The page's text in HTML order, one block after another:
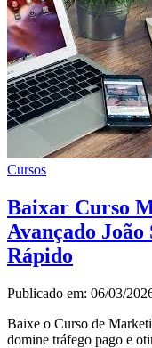
Cursos
Baixar Curso
Avançado
Rápido
Publicado em: 06/03/
Baixe o Curso de
domine tráfego pago e